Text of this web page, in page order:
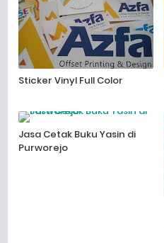
Sticker Vinyl Full Color
Jasa Cetak Buku Yasin di
Purworejo